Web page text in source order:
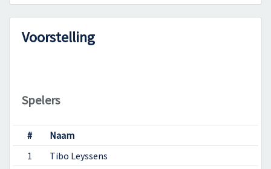
Voorstelling
Spelers
#
Naam
1
Tibo Leyssens